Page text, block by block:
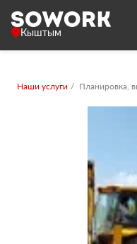
Кыштым
Наши услуги Планировка,